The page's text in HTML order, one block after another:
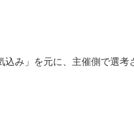
み」を元に、主催側で選考